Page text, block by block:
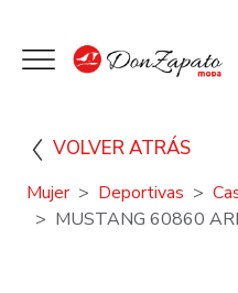
VOLVER ATRÁS
Mujer Deportivas
MUSTANG 60860